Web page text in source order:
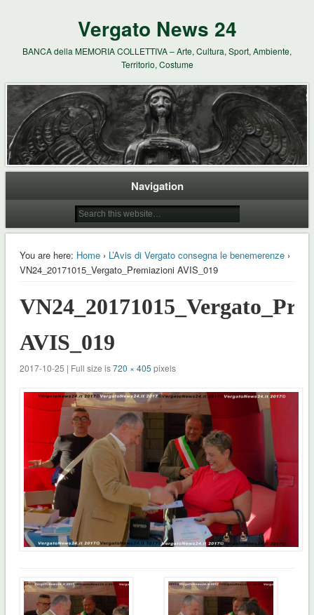
Vergato News 24
BANCA della MEMORIA COLLETTIVA – Arte, Cultura, Sport, Ambiente,
Territorio, Costume
Navigation
You are here: Home› L’Avis di Vergato consegna le benemerenze›
VN24_20171015_Vergato_Premiazioni AVIS_019
AVIS_019
2017-10-25 | Full size is720 × 405 pixels